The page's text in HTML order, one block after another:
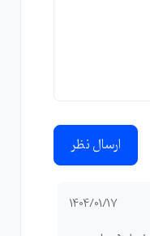
ارسال نظر
1404/01/17